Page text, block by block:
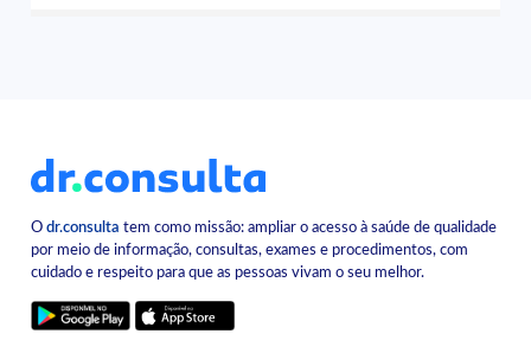
Odr.consulta tem como missão: ampliar o acesso à saúde de qualidade
por meio de informação, consultas, exames e procedimentos, com
cuidado e respeito para que as pessoas vivam o seu melhor.